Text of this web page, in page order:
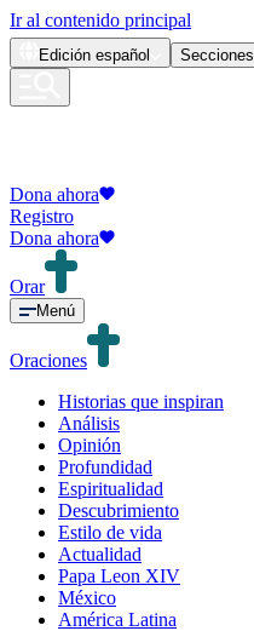
Ir al contenido principal
Edición español Secciones
Dona ahora
Registro
Dona ahora
Orar
Menú
Oraciones
Historias que inspiran
Análisis
Opinión
Profundidad
Espiritualidad
Descubrimiento
Estilo de vida
Actualidad
Papa Leon XIV
México
América Latina